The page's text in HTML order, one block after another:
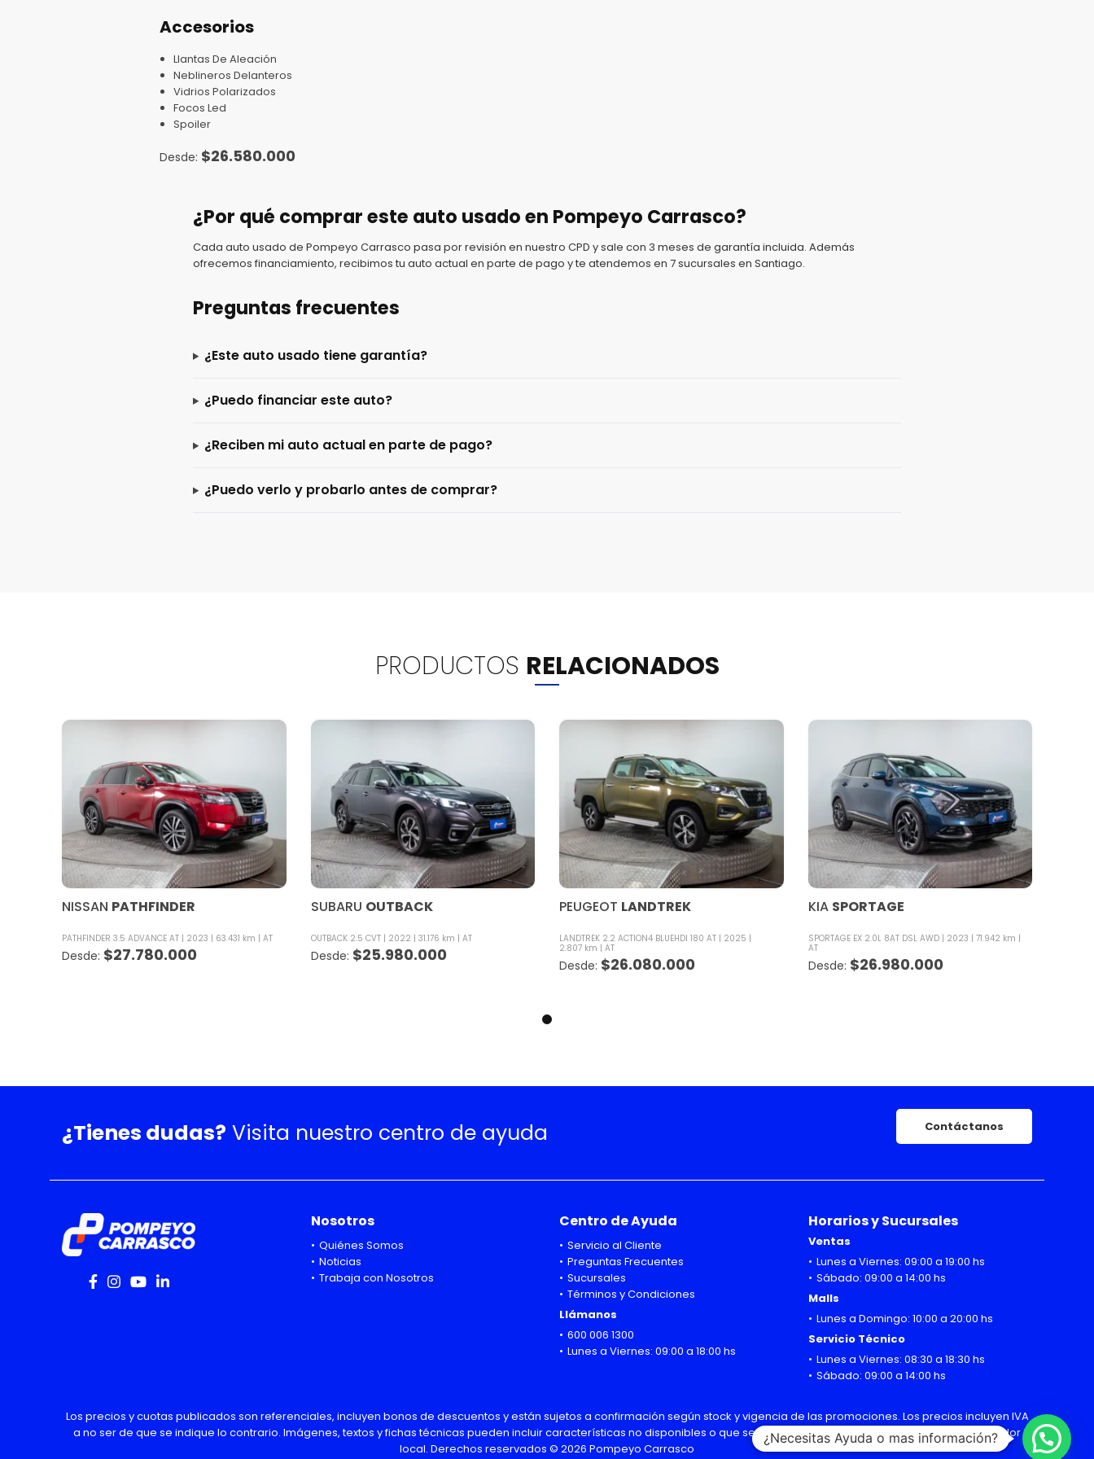
Accesorios
Llantas De Aleación
Neblineros Delanteros
Vidrios Polarizados
Focos Led
Spoiler
$26.580.000
¿Por qué comprar este auto usado en Pompeyo Carrasco?
Cada auto usado de Pompeyo Carrasco pasa por revisión en nuestro CPD y sale con 3 meses de garantía incluida. Además
ofrecemos financiamiento, recibimos tu auto actual en parte de pago y te atendemos en 7 sucursales en Santiago.
Preguntas frecuentes
¿Este auto usado tiene garantía?
¿Puedo financiar este auto?
¿Reciben mi auto actual en parte de pago?
¿Puedo verlo y probarlo antes de comprar?
PRODUCTOS RELACIONADOS
NISSAN PATHFINDER
PATHFINDER 3.5 ADVANCE AT 2023 63.431 km AT
$27.780.000
SUBARU OUTBACK
OUTBACK 2.5 CVT 2022 31.176 km AT
$25.980.000
PEUGEOT LANDTREK
LANDTREK 2.2 ACTION4 BLUEHDI 180 AT
2025
2.807 km
AT
$26.080.000
KIA SPORTAGE
SPORTAGE EX 2.0L 8AT DSL AWD 2023
71.942 km
AT
$26.980.000
¿Tienes dudas? Visita nuestro centro de ayuda Contáctanos
Nosotros
Quiénes Somos
Noticias
Trabaja con Nosotros
Centro de Ayuda
Servicio al Cliente
Preguntas Frecuentes
Sucursales
Términos y Condiciones
Llámanos
600 006 1300
Lunes a Viernes: 09:00 a 18:00 hs
Horarios y Sucursales
Ventas
Lunes a Viernes: 09:00 a 19:00 hs
Sábado: 09:00 a 14:00 hs
Malls
Lunes a Domingo: 10:00 a 20:00 hs
Servicio Técnico
Lunes a Viernes: 08:30 a 18:30 hs
Sábado: 09:00 a 14:00 hs
Los precios y cuotas publicados son referenciales, incluyen bonos de descuentos y están sujetos a confirmación según stock y vigencia de las promociones. Los precios incluyen IVA
a no ser de que se indique lo contrario. Imágenes, textos y fichas técnicas pueden incluir características no disponibles o que sean modificadas sin previo aviso por el importador
local. Derechos reservados © 2026 Pompeyo Carrasco
¿Necesitas Ayuda o mas información?